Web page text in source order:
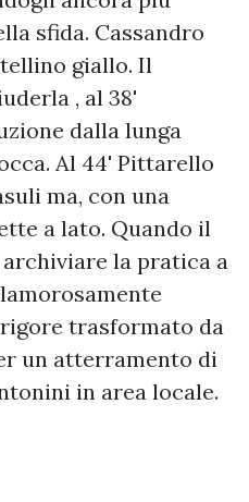
sfida. Cassandro
giallo. Il
, al 38'
dalla lunga
Al 44' Pittarello
ma, con una
a lato. Quando il
la pratica a
rigore trasformato da
un atterramento di
in area locale.